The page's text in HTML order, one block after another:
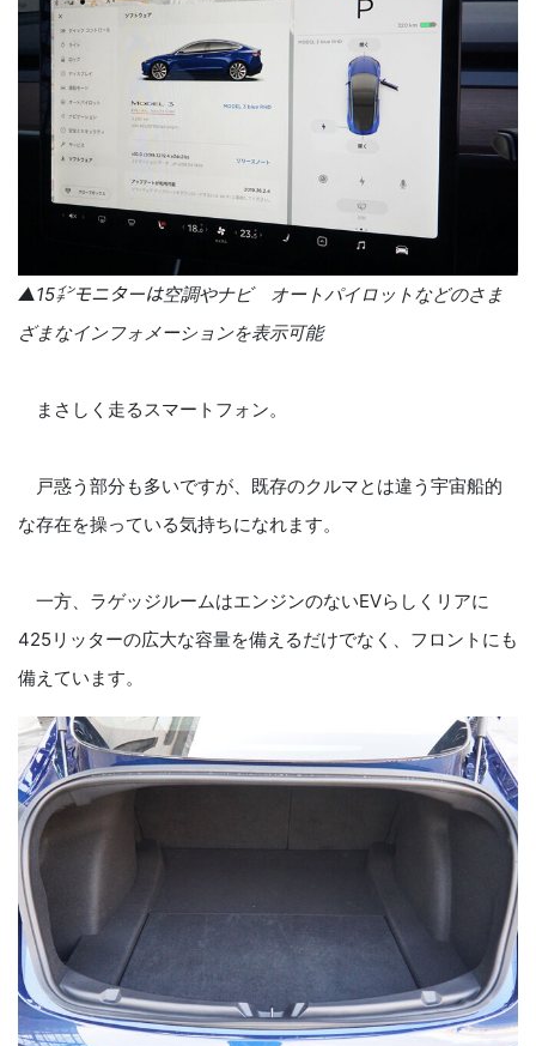
▲15㌅モニターは空調やナビ オートパイロットなどのさま
ざまなインフォメーションを表示可能
まさしく走るスマートフォン。
戸惑う部分も多いですが、既存のクルマとは違う宇宙船的
な存在を操っている気持ちになれます。
一方、ラゲッジルームはエンジンのないEVらしくリアに
425リッターの広大な容量を備えるだけでなく、フロントにも
備えています。